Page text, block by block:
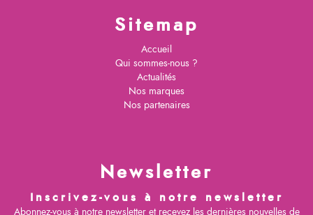
Sitemap
Accueil
Qui sommes-nous ?
Actualités
Nos marques
Nos partenaires
Newsletter
Inscrivez-vous à notre newsletter
Abonnez-vous à notre newsletter et recevez les dernières nouvelles de